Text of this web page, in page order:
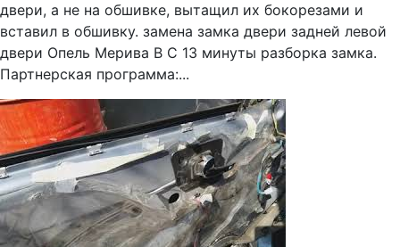
двери, а не на обшивке, вытащил их бокорезами и
вставил в обшивку. замена замка двери задней левой
двери Опель Мерива В С 13 минуты разборка замка.
Партнерская программа:...